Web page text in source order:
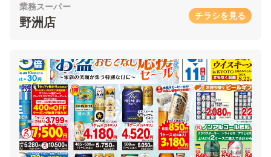
業務スーパー
野洲店 チラシを見る